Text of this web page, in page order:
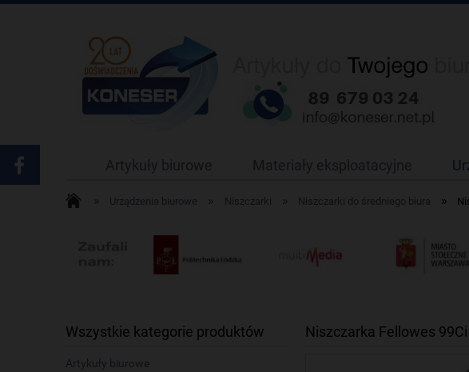
Artykuły biurowe Materiały eksploatacyjne
Urządzenia biurowe Niszczarki Niszczarki do średniego biura »
Wszystkie kategorie produktów
Artykuły biurowe
Niszczarka Fellowes